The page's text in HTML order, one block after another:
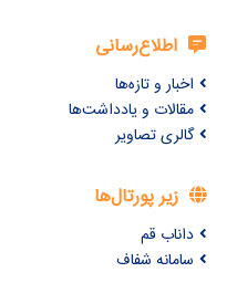
اطلاع‌رسانی
اخبار و تازه‌ها
مقالات و یادداشت‌ها
گالری تصاویر
زیر پورتال‌ها
داناب قم
سامانه شفاف